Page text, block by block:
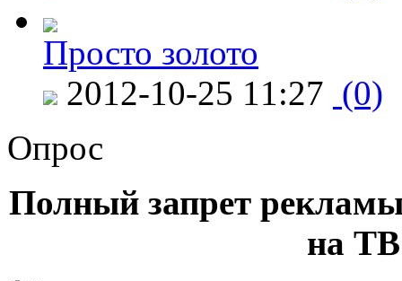
Просто золото
2012-10-25 11:27 (0)
Опрос
Полный запрет
на ТВ